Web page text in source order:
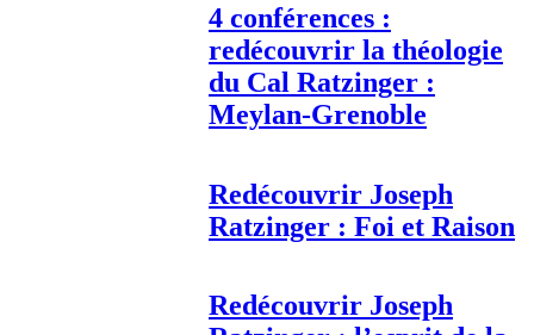
4 conférences :
redécouvrir la théologie
du Cal Ratzinger :
Meylan-Grenoble
Redécouvrir Joseph
Ratzinger : Foi et Raison
Redécouvrir Joseph